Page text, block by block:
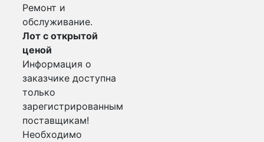
Ремонт и
обслуживание.
Лот с открытой
ценой
Информация о
заказчике доступна
только
зарегистрированным
поставщикам!
Необходимо